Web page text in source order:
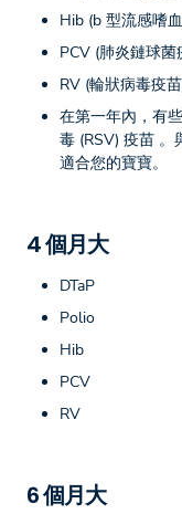
Hib (b 型流感嗜
PCV (肺炎鏈球菌
RV (輪狀病毒疫
在第一年內，有
毒 (RSV) 疫苗 。
適合您的寶寶。
4 個月大
DTaP
Polio
Hib
PCV
RV
6 個月大